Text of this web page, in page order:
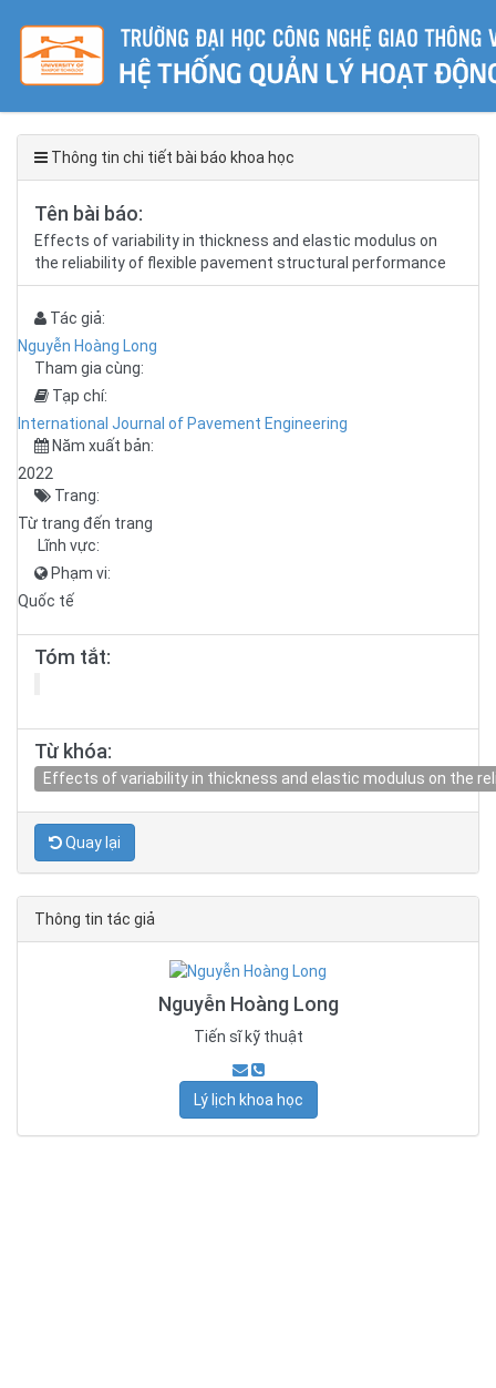
Thông tin chi tiết bài báo khoa học
Tên bài báo:
Effects of variability in thickness and elastic modulus on
the reliability of flexible pavement structural performance
Tác giả:
Nguyễn Hoàng Long
Tham gia cùng:
Tạp chí:
International Journal of Pavement Engineering
Năm xuất bản:
2022
Trang:
Từ trang đến trang
Lĩnh vực:
Phạm vi:
Quốc tế
Tóm tắt:
Từ khóa:
Effects of variability in thickness and elastic modulus on the
Quay lại
Thông tin tác giả
Nguyễn Hoàng Long
Tiến sĩ kỹ thuật
Lý lịch khoa học